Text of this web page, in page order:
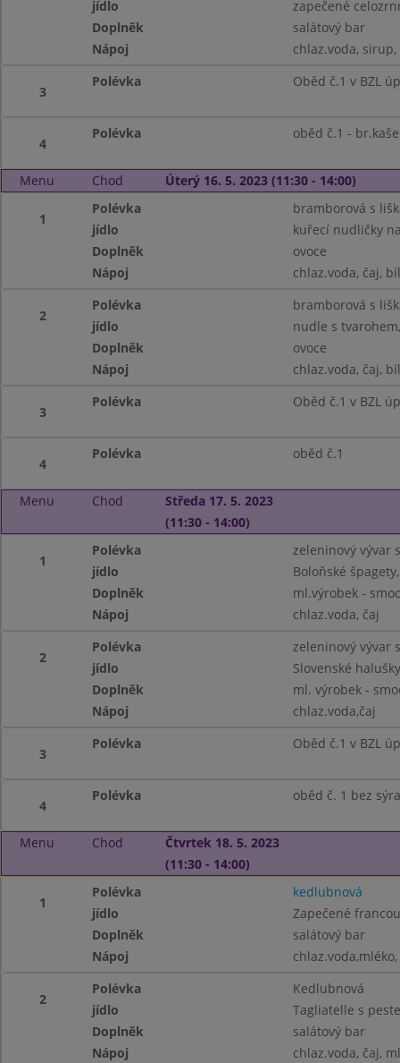
jídlo
zapečené
Doplněk
salátový bar
Nápoj
chlaz.voda, sirup,
3
Polévka Oběd č.1 v BZL
4
Polévka oběd č.1 -
Menu Chod Úterý 16. 5. 2023 (11:30 - 14:00)
1
Polévka
bramborová s
jídlo
kuřecí nudličky
Doplněk
ovoce
Nápoj
chlaz.voda, čaj,
2
Polévka
bramborová s
jídlo
nudle s
Doplněk
ovoce
Nápoj
chlaz.voda, čaj,
3
Polévka Oběd č.1 v BZL
4
Polévka oběd č.1
Menu Chod
Středa 17. 5. 2023
(11:30 - 14:00)
1
Polévka
zeleninový vývar
jídlo
Boloňské
Doplněk
ml.výrobek -
Nápoj
chlaz.voda, čaj
2
Polévka
zeleninový vývar
jídlo
Slovenské
Doplněk
ml. výrobek -
Nápoj
chlaz.voda,čaj
3
Polévka Oběd č.1 v BZL
4
Polévka oběd č. 1 bez
Menu Chod
Čtvrtek 18. 5. 2023
(11:30 - 14:00)
1
Polévka
kedlubnová
jídlo
Zapečené
Doplněk
salátový bar
Nápoj
2
Polévka
Kedlubnová
jídlo
Tagliatelle s
Doplněk
salátový bar
Nápoj
chlaz.voda, čaj,